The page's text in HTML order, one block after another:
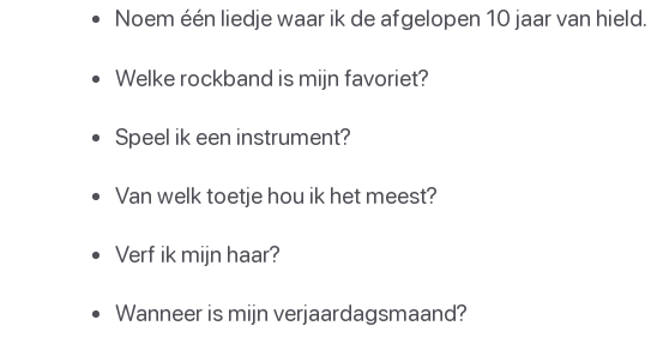
Noem één liedje waar ik de afgelopen 10 jaar van hield.
Welke rockband is mijn favoriet?
Speel ik een instrument?
Van welk toetje hou ik het meest?
Verf ik mijn haar?
Wanneer is mijn verjaardagsmaand?